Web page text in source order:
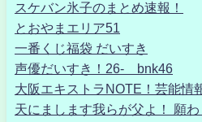
スケバン氷子のまとめ速報！
とおやまエリア51
一番くじ福袋 だいすき
声優だいすき！26- bnk46
大阪エキストラNOTE！芸能情
天にまします我らが父よ！ 願